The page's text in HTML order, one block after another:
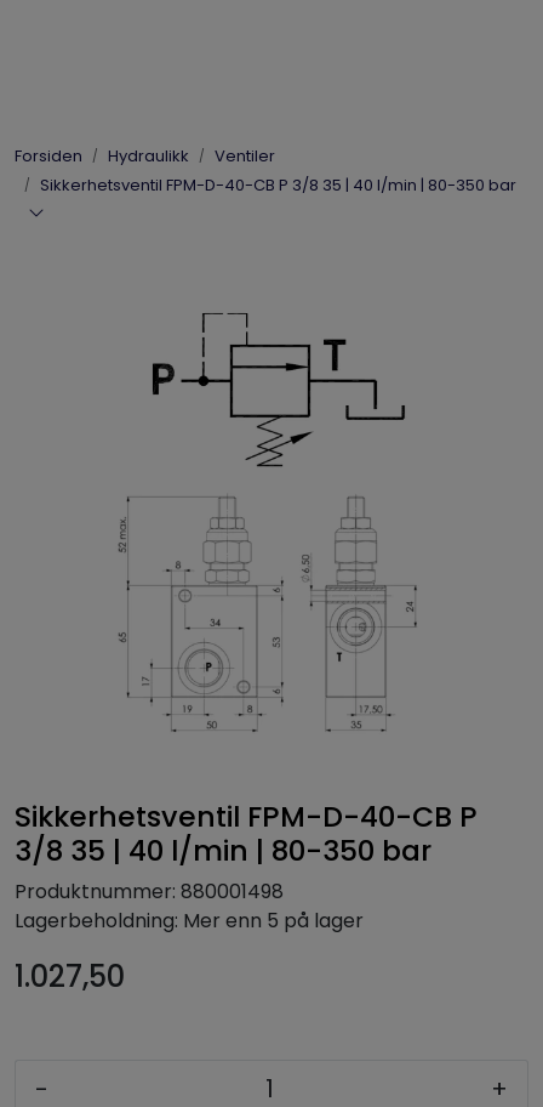
Forsiden Hydraulikk
Ventiler
Sikkerhetsventil FPM-D-40-CB P 3/8 35 | 40 l/min | 80-350 bar
Sikkerhetsventil FPM-D-40-CB P
3/8 35 | 40 l/min | 80-350 bar
Produktnummer: 880001498
Lagerbeholdning: Mer enn 5 på lager
1.027,50
- +
Enerpac